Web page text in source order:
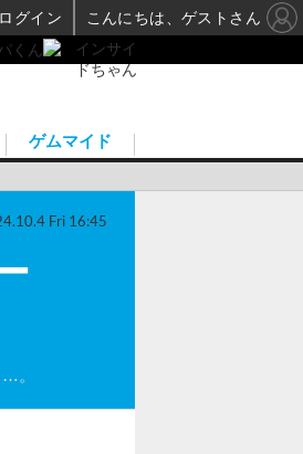
ゲムマイド
。
Fri 16:45
ログイン こんにちは、ゲストさん